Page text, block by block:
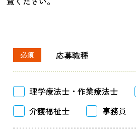
必須 応募職種
理学療法士・作業療法士
介護福祉士
事務員